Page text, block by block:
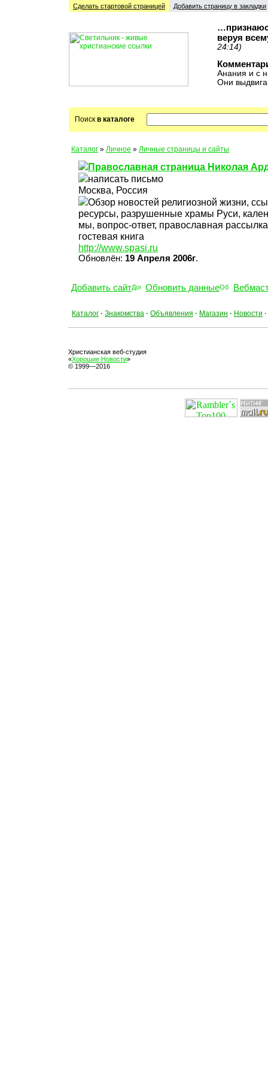
Сделать стартовой cтраницей Добавить страницу в закладки
веруя
24:14)
Анания и с
Они
Поиск в каталоге
Каталог » Личное » Личные страницы и сайты
Православная страница Николая
написать письмо
Москва, Россия
Обзор новостей религиозной жизни,
ресурсы, разрушенные храмы Руси,
мы, вопрос-ответ, православная
гостевая книга
http://www.spasi.ru
Обновлён: 19 Апреля 2006г.
Добавить сайт Обновить данные
Каталог · Знакомства · Объявления · Магазин · Новости ·
Христианская веб-студия
«Хорошие Новости»
© 1999—2016